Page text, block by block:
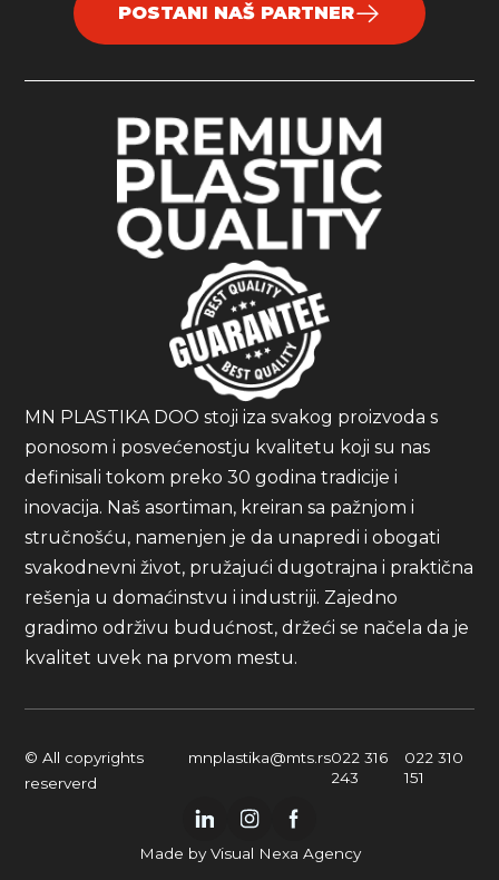
POSTANI NAŠ PARTNER
MN PLASTIKA DOO stoji iza svakog proizvoda s
ponosom i posvećenostju kvalitetu koji su nas
definisali tokom preko 30 godina tradicije i
inovacija. Naš asortiman, kreiran sa pažnjom i
stručnošću, namenjen je da unapredi i obogati
svakodnevni život, pružajući dugotrajna i praktična
rešenja u domaćinstvu i industriji. Zajedno
gradimo održivu budućnost, držeći se načela da je
kvalitet uvek na prvom mestu.
© All copyrights
reserverd
mnplastika@mts.rs022 316
243
022 310
151
Made byVisual Nexa Agency